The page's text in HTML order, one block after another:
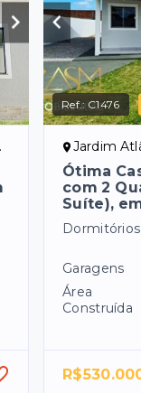
Ref.: C1476
Jardim
Ótima
com 2
Suíte),
Dormitórios
Garagens
Área
Construída